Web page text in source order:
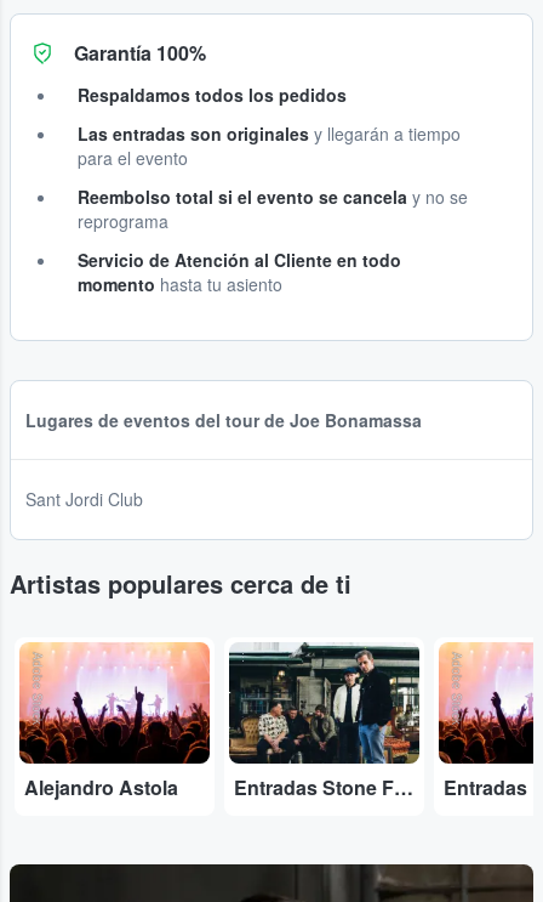
Garantía 100%
Respaldamos todos los pedidos
Las entradas son originales y llegarán a tiempo
para el evento
Reembolso total si el evento se cancela y no se
reprograma
Servicio de Atención al Cliente en todo
momento hasta tu asiento
Lugares de eventos del tour de Joe Bonamassa
Sant Jordi Club
Artistas populares cerca de ti
Adobe Stock
Alejandro Astola
...
Entradas Stone Foundation
Adobe Stock